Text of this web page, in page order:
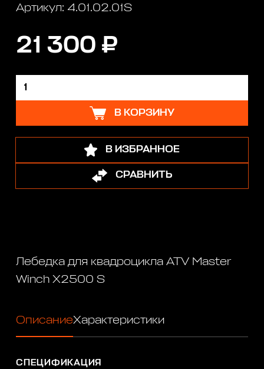
Артикул: 4.01.02.01S
21 300 ₽
В КОРЗИНУ
В ИЗБРАННОЕ
СРАВНИТЬ
Лебедка для квадроцикла ATV Master
Winch Х2500 S
ОписаниеХарактеристики
СПЕЦИФИКАЦИЯ